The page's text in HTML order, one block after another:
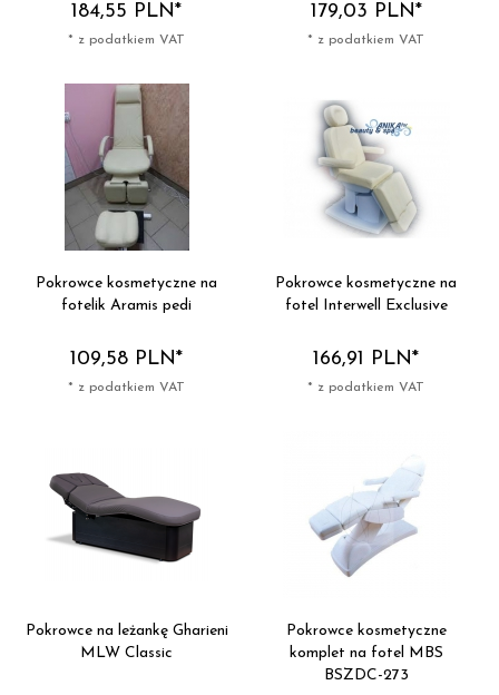
184,55 PLN*
* z podatkiem VAT
179,03 PLN*
* z podatkiem VAT
Pokrowce kosmetyczne na
fotelik Aramis pedi
109,58 PLN*
* z podatkiem VAT
Pokrowce kosmetyczne na
fotel Interwell Exclusive
166,91 PLN*
* z podatkiem VAT
Pokrowce na leżankę Gharieni
MLW Classic
Pokrowce kosmetyczne
komplet na fotel MBS
BSZDC-273